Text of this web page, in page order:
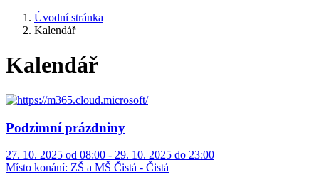
Úvodní stránka
Kalendář
Kalendář
Podzimní prázdniny
27. 10. 2025 od 08:00 - 29. 10. 2025 do 23:00
Místo konání: ZŠ a MŠ Čistá - Čistá